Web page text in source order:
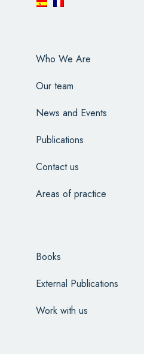
Who We Are
Our team
News and Events
Publications
Contact us
Areas of practice
Books
External Publications
Work with us